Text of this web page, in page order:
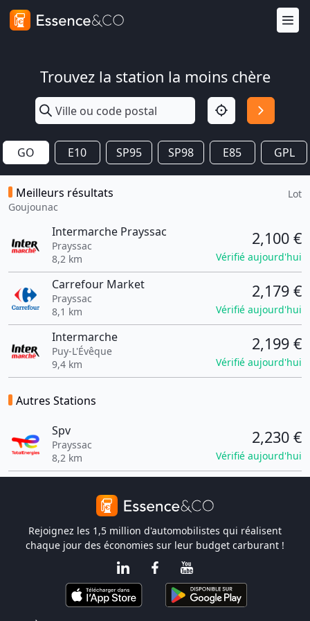
Trouvez la station la moins chère
GO E10 SP95 SP98 E85 GPL
Meilleurs résultats
Goujounac
Lot
Intermarche Prayssac
Prayssac
8,2 km
2,100 €
Vérifié aujourd'hui
Carrefour Market
Prayssac
8,1 km
2,179 €
Vérifié aujourd'hui
Intermarche
Puy-L'Évêque
9,4 km
2,199 €
Vérifié aujourd'hui
Autres Stations
Spv
Prayssac
8,2 km
2,230 €
Vérifié aujourd'hui
Rejoignez les 1,5 million d'automobilistes qui réalisent
chaque jour des économies sur leur budget carburant !